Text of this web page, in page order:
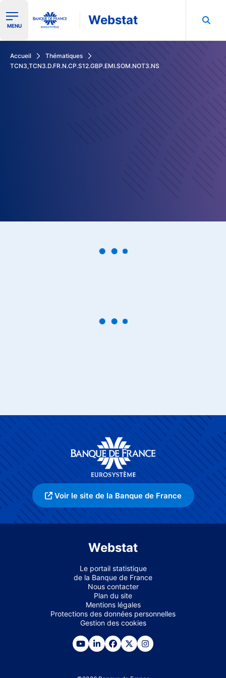
Ouvrir le menu de navigation
MENU Webstat
Accueil
Thématiques
TCN3,TCN3.D.FR.N.CP.S12.GBP.EMI.SOM.NOT3.NS
Voir le site de la Banque de France
Webstat
Le portail statistique
de la Banque de France
Nous contacter
Plan du site
Mentions légales
Protections des données personnelles
Gestion des cookies